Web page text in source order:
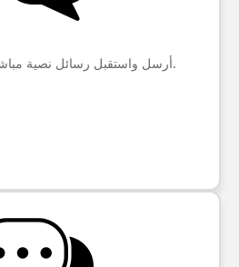
أرسل واستقبل رسائل نصية مباشرة من رقمك الثاني.